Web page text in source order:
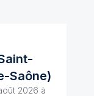
Saône)
2026 à